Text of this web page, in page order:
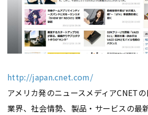
http://japan.cnet.com/
アメリカ発のニュースメディアCNETの
業界、社会情勢、製品・サービスの最